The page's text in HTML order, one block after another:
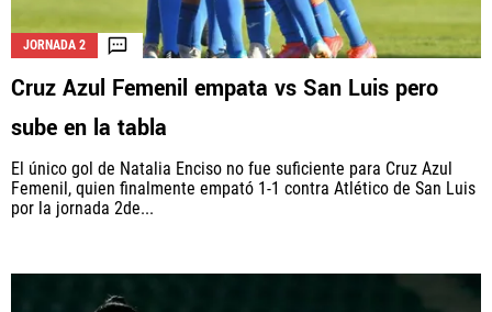
JORNADA 2
Cruz Azul Femenil empata vs San Luis pero
sube en la tabla
El único gol de Natalia Enciso no fue suficiente para Cruz Azul
Femenil, quien finalmente empató 1-1 contra Atlético de San Luis
por la jornada 2de...